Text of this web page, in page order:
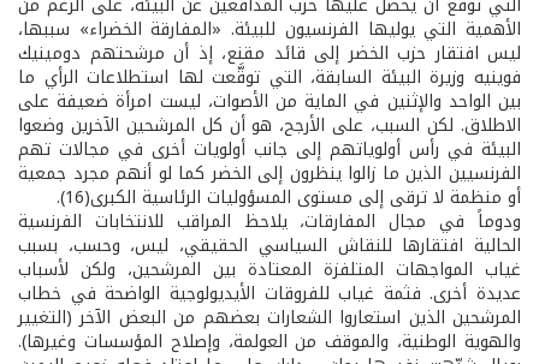
الأهمية التي يوليها الفرنسيون للبيئة. «المفارقة الخضراء» سببها،
ليس افتقار حزب الخضر إلى قائد مقنع، إذ أن مرشحتهم دومينيك
فوينيه وزيرة البيئة السابقة، التي توقَّعت لها استطلاعات الرأي ما
بين الواحد والإثنين في الماية من الأصوات، ليست امرأة ضعيفة على
الاطلاق. لكن السبب، على الأرجح، هو أن كل المرشحين الآخرين وضعوا
البيئة في رأس أولوياتهم إلى جانب أولويات أخرى في مجالات تهم
الفرنسيين الذين ما زالوا ينظرون إلى الخضر كما لو أنهم مجرد جمعية
أو منظمة لا ترقى إلى مستوى المسؤوليات الرئاسية الكبرى(16).
ودوماً في مجال المفارقات، يلاحظ المراقب للانتخابات الفرنسية
الحالية افتقارها للنقاش السياسي الحقيقي، ليس، وحسب، بسبب
غياب المواجهات المتلفزة المعتادة بين المرشحين، ولكن لأسباب
عديدة أخرى. فثمة غياب للفروقات الأيديولوجية الواضحة في خطاب
المرشحين الذين استعاروا الشعارات بعضهم من البعض الآخر (التغيير
والهوية الوطنية، والموقف من العولمة، وإصلاح المؤسسات وغيرها).